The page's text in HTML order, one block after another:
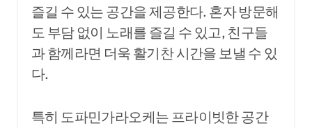
즐길 수 있는 공간을 제공한다. 혼자 방문해
도 부담 없이 노래를 즐길 수 있고, 친구들
과 함께라면 더욱 활기찬 시간을 보낼 수 있
다.
특히 도파민가라오케는 프라이빗한 공간